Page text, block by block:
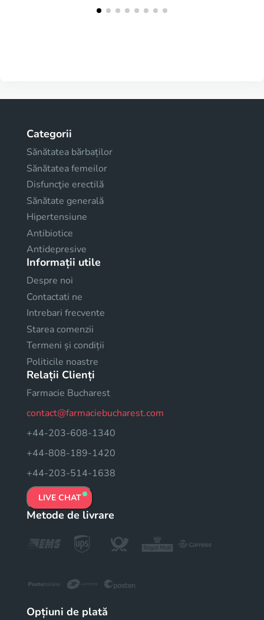
Categorii
Sănătatea bărbaților
Sănătatea femeilor
Disfuncţie erectilă
Sănătate generală
Hipertensiune
Antibiotice
Antidepresive
Informații utile
Despre noi
Contactati ne
Intrebari frecvente
Starea comenzii
Termeni și condiții
Politicile noastre
Relații Clienți
Farmacie Bucharest
contact@farmaciebucharest.com
+44-203-608-1340
+44-808-189-1420
+44-203-514-1638
LIVE CHAT
Metode de livrare
Opțiuni de plată